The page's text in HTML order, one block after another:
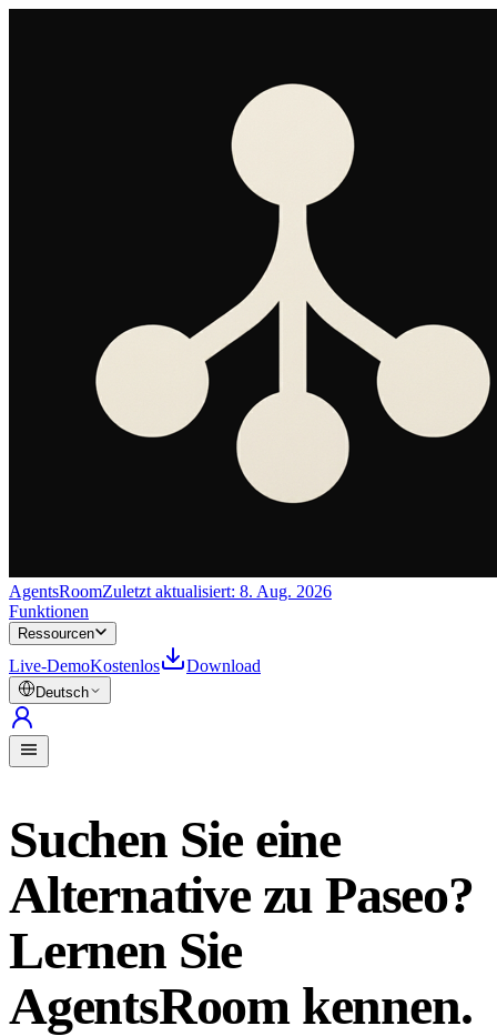
AgentsRoomZuletzt aktualisiert: 8. Aug. 2026
Funktionen
Ressourcen
Live-DemoKostenlos Download
Deutsch
Suchen Sie eine
Alternative zu Paseo?
Lernen Sie
AgentsRoom kennen.